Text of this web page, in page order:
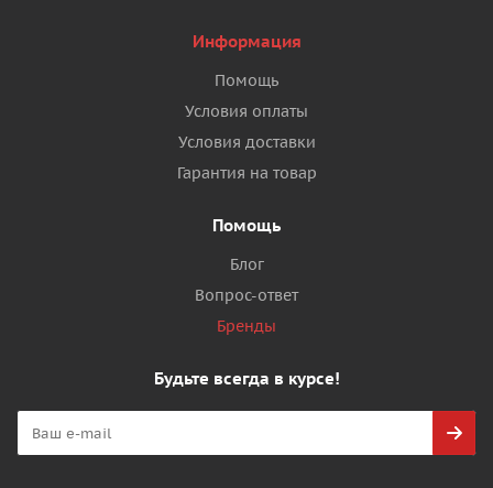
Информация
Помощь
Условия оплаты
Условия доставки
Гарантия на товар
Помощь
Блог
Вопрос-ответ
Бренды
Будьте всегда в курсе!